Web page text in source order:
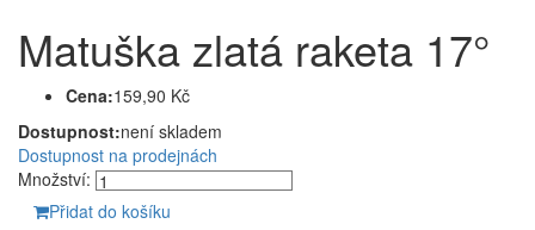
Matuška zlatá raketa 17°
Cena:159,90 Kč
Dostupnost:není skladem
Dostupnost na prodejnách
Množství:
Přidat do košíku